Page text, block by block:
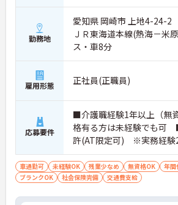
勤務地
愛知県 岡崎市 上地4-24-2
ＪＲ東海道本線(熱海－米
ス・車8分
雇用形態 正社員(正職員)
応募要件
■介護職経験1年以上（無
格有る方は未経験でも可
許(AT限定可) ※実務経験
がい者福祉に関する経験
迎
車通勤可 未経験OK 残業少なめ 無資格OK
年間
ブランクOK
社会保険完備 交通費支給